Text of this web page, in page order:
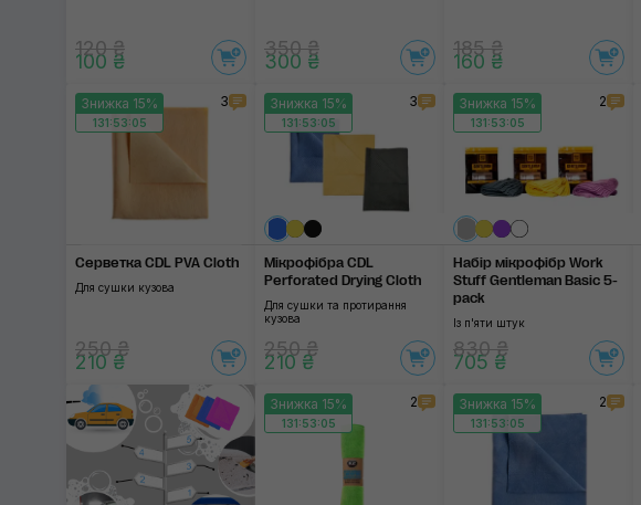
120 ₴
100 ₴
350 ₴
300 ₴
185 ₴
160 ₴
Знижка 15%
131:53:04
3
Серветка CDL PVA Cloth
Для сушки кузова
250 ₴
210 ₴
Знижка 15%
131:53:04
3
Мікрофібра CDL
Perforated Drying Cloth
Для сушки та протирання
кузова
250 ₴
210 ₴
Знижка 15%
131:53:04
2
Набір мікрофібр Work
Stuff Gentleman Basic 5-
pack
Із п'яти штук
830 ₴
705 ₴
Знижка 15%
131:53:04
2 Знижка 15%
131:53:04
2